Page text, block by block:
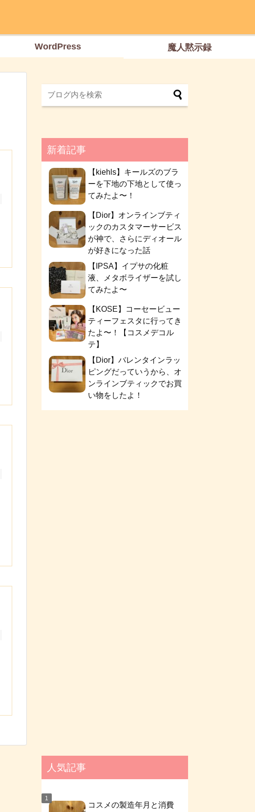
WordPress 魔人黙示録
新着記事
【kiehls】キールズのブラ
ーを下地の下地として使っ
てみたよ〜！
【Dior】オンラインブティ
ックのカスタマーサービス
が神で、さらにディオール
が好きになった話
【IPSA】イプサの化粧
液、メタボライザーを試し
てみたよ〜
【KOSE】コーセービュー
ティーフェスタに行ってき
たよ〜！【コスメデコル
テ】
【Dior】バレンタインラッ
ピングだっていうから、オ
ンラインブティックでお買
い物をしたよ！
人気記事
コスメの製造年月と消費